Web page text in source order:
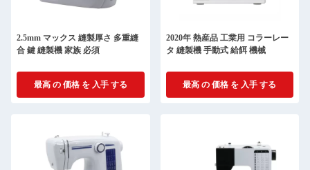
2.5mm マックス 縫製厚さ 多重縫
合 鍵 縫製機 家族 必須
最高 の 価格 を 入手 する
2020年 熱産品 工業用 コラーレー
タ 縫製機 手動式 給餌 機械
最高 の 価格 を 入手 する